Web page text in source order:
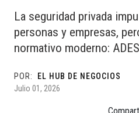
La seguridad privada
personas y empresas,
normativo moderno:
POR:
EL HUB DE NEGOCIOS
Julio 01, 2026